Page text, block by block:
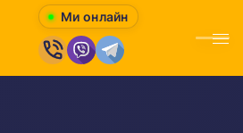
Ми онлайн